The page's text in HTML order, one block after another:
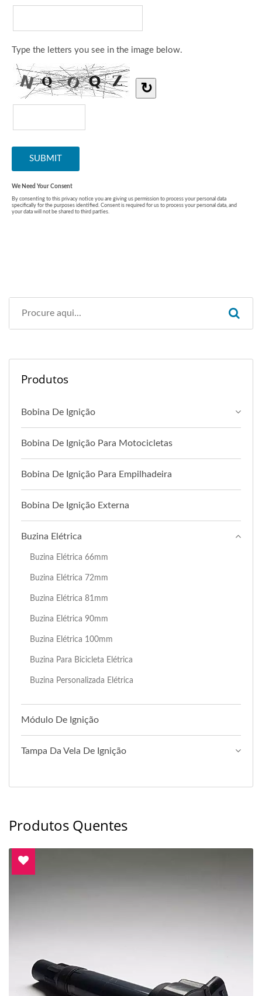
Produtos
Bobina De Ignição
Bobina De Ignição Para Motocicletas
Bobina De Ignição Para Empilhadeira
Bobina De Ignição Externa
Buzina Elétrica
Buzina Elétrica 66mm
Buzina Elétrica 72mm
Buzina Elétrica 81mm
Buzina Elétrica 90mm
Buzina Elétrica 100mm
Buzina Para Bicicleta Elétrica
Buzina Personalizada Elétrica
Módulo De Ignição
Tampa Da Vela De Ignição
Produtos Quentes